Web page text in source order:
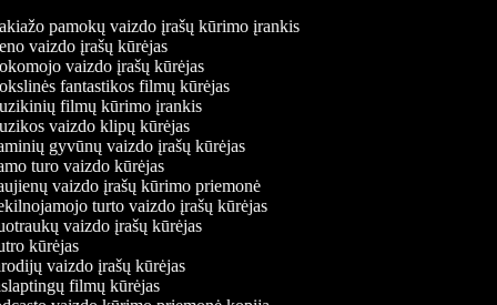
pamokų vaizdo įrašų kūrimo įrankis
vaizdo įrašų kūrėjas
vaizdo įrašų kūrėjas
fantastikos filmų kūrėjas
filmų kūrimo įrankis
vaizdo klipų kūrėjas
gyvūnų vaizdo įrašų kūrėjas
turo vaizdo kūrėjas
vaizdo įrašų kūrimo priemonė
turto vaizdo įrašų kūrėjas
vaizdo įrašų kūrėjas
kūrėjas
vaizdo įrašų kūrėjas
filmų kūrėjas